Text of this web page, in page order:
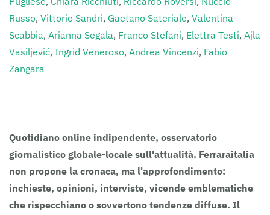
Russo, Vittorio Sandri, Gaetano Sateriale, Valentina
Scabbia, Arianna Segala, Franco Stefani, Elettra Testi, Ajla
Vasiljević, Ingrid Veneroso, Andrea Vincenzi, Fabio
Zangara
Quotidiano online indipendente, osservatorio
giornalistico globale-locale sull'attualità. Ferraraitalia
non propone la cronaca, ma l'approfondimento:
inchieste, opinioni, interviste, vicende emblematiche
che rispecchiano o sovvertono tendenze diffuse. Il